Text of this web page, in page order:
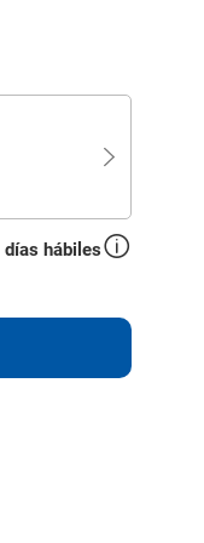
días hábiles